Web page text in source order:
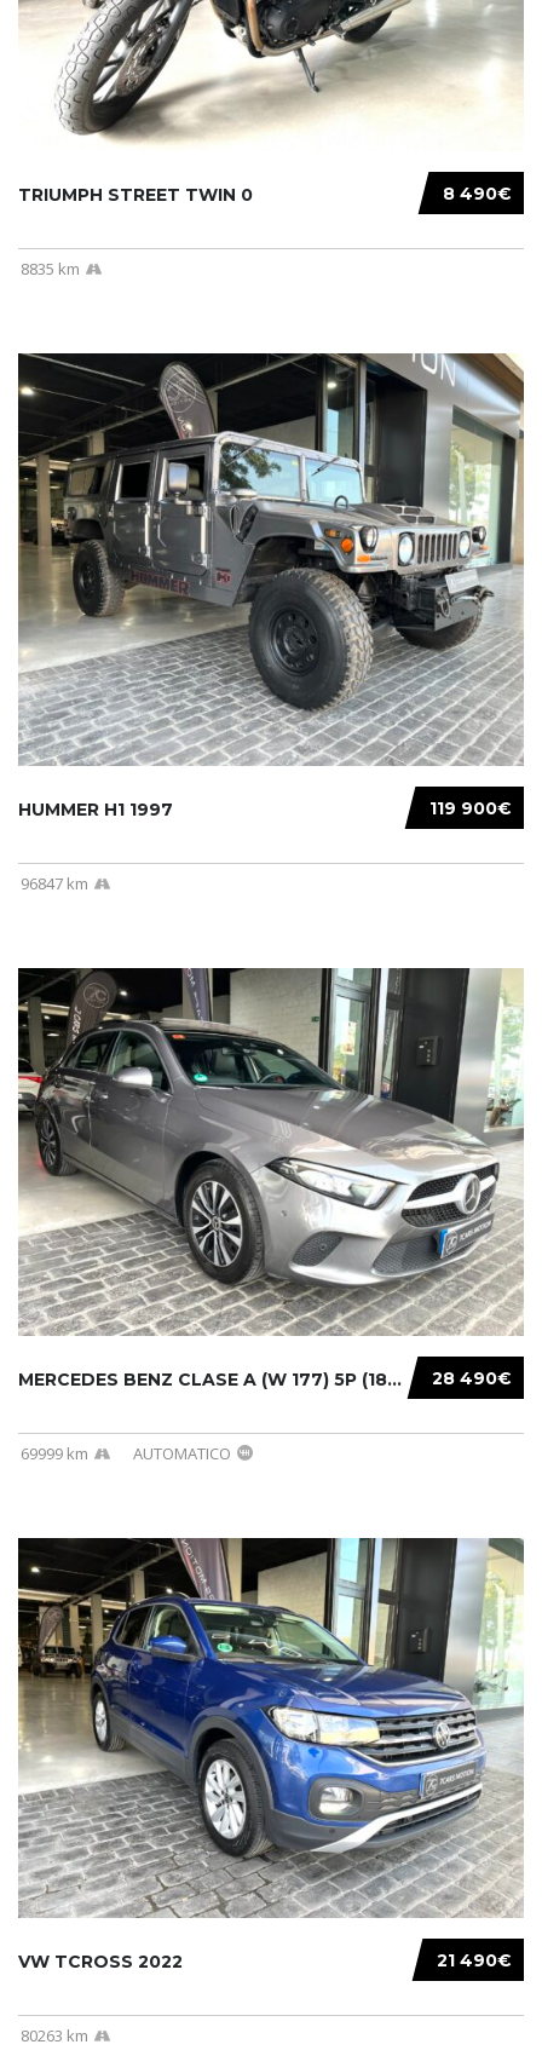
8 490€
TRIUMPH STREET TWIN 0
8835 km
119 900€
HUMMER H1 1997
96847 km
28 490€
MERCEDES BENZ CLASE A (W 177) 5P (18-) 2020....
69999 km AUTOMATICO
21 490€
VW TCROSS 2022
80263 km